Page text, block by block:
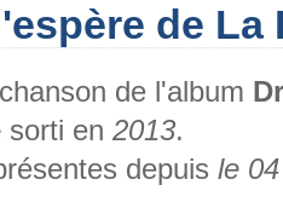
de La
de l'album
sorti en 2013.
depuis le